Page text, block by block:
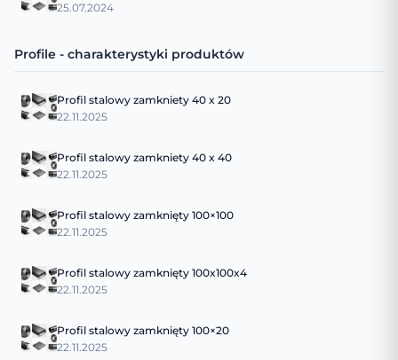
25.07.2024
Profile - charakterystyki produktów
Profil stalowy zamkniety 40 x 20
22.11.2025
Profil stalowy zamkniety 40 x 40
22.11.2025
Profil stalowy zamknięty 100×100
22.11.2025
Profil stalowy zamknięty 100x100x4
22.11.2025
Profil stalowy zamknięty 100×20
22.11.2025